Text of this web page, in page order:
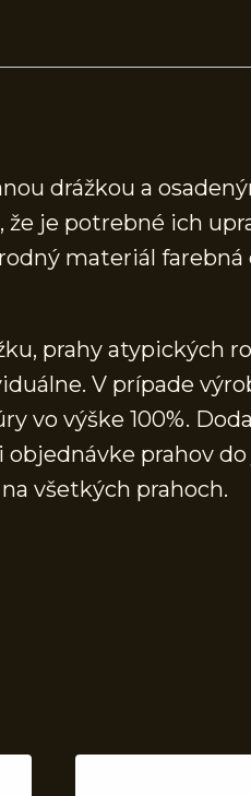
drážkou a
že je potrebné ich
materiál
prahy atypických
V prípade
vo výške 100%.
prahov
všetkých prahoch.